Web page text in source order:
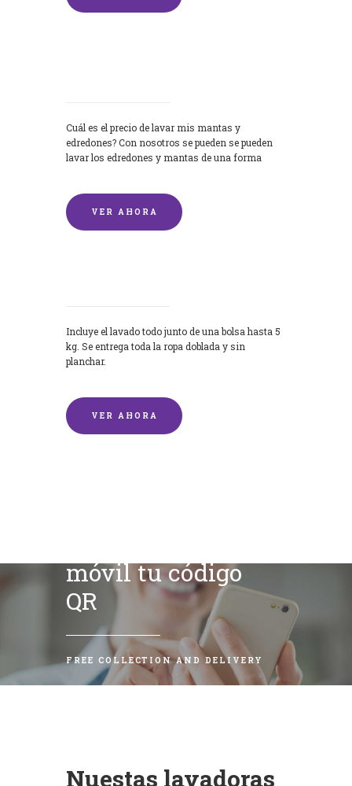
Cuál es el precio de lavar mis mantas y
edredones? Con nosotros se pueden se pueden
lavar los edredones y mantas de una forma
VER AHORA
Incluye el lavado todo junto de una bolsa hasta 5
kg. Se entrega toda la ropa doblada y sin
planchar.
VER AHORA
móvil tu código
QR
FREE COLLECTION AND DELIVERY
Nuestas lavadoras